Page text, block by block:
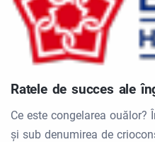
Ratele de succes ale
Ce este congelarea ouălor?
și sub denumirea de